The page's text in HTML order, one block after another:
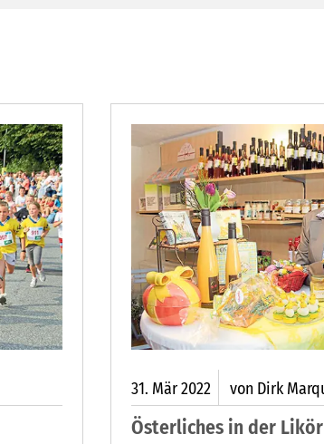
31. Mär2022 von Dirk
Österliches in der